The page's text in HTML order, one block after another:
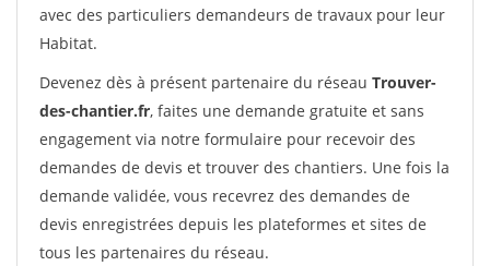
avec des particuliers demandeurs de travaux pour leur
Habitat.
Devenez dès à présent partenaire du réseau Trouver-
des-chantier.fr, faites une demande gratuite et sans
engagement via notre formulaire pour recevoir des
demandes de devis et trouver des chantiers. Une fois la
demande validée, vous recevrez des demandes de
devis enregistrées depuis les plateformes et sites de
tous les partenaires du réseau.